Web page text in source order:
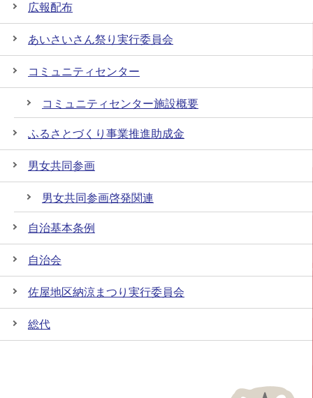
広報配布
あいさいさん祭り実行委員会
コミュニティセンター
コミュニティセンター施設概要
ふるさとづくり事業推進助成金
男女共同参画
男女共同参画啓発関連
自治基本条例
自治会
佐屋地区納涼まつり実行委員会
総代